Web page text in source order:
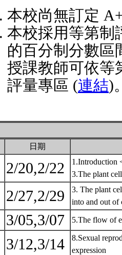
本校尚無訂定
本校採用等第制
的百分制分數區
授課教師可依等
評量專區 (連結)
日期
2/20,2/22
1.Introduction
3.The plant
2/27,2/29
3. The plant
into and out of
3/05,3/07 5.The flow of
3/12,3/14
8.Sexual
expression